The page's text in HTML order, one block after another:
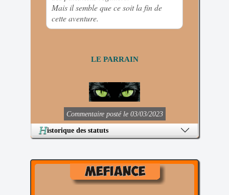
Mais il semble que ce soit la fin de
cette aventure.
LE PARRAIN
Commentaire posté le 03/03/2023
Historique des statuts